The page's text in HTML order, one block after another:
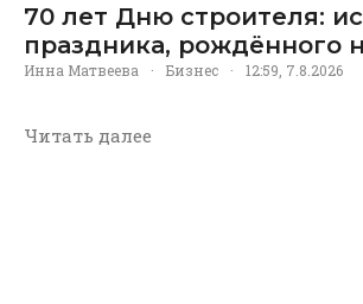
70 лет Дню строителя:
праздника, рождённого
Инна Матвеева · Бизнес · 12:59, 7.8.2026
Читать далее